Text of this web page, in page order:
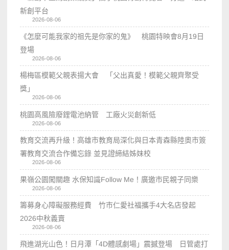
新創平台
2026-08-06
《怎麼可能我家的祖先是你家的鬼》 桃園特映會8月19日
登場
2026-08-06
楊梅區模範父親表揚大會 「父出真愛！模範父親齊聚受
獎」
2026-08-06
桃園高風險廢鋰電池納管 工廠火災創新低
2026-08-06
教育交流再升級！高雄市教育局深化與日本青森縣陸奧市簽
署教育交流合作備忘錄 並見證締結姊妹校
2026-08-06
果嶺公園闖關趣 水保知識Follow Me！廣邀市民親子同樂
2026-08-06
籌募身心障礙服務經費 竹市仁愛社福攜手4大名店發起
2026中秋義賣
2026-08-06
飛進湖光山色！日月潭「4D體感劇場」震撼登場 日管處打